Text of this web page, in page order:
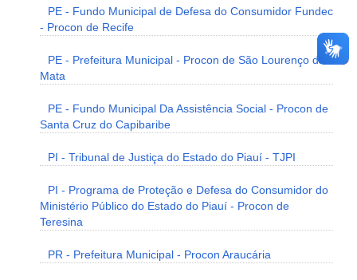
PE - Fundo Municipal de Defesa do Consumidor Fundec
- Procon de Recife
PE - Prefeitura Municipal - Procon de São Lourenço da
Mata
PE - Fundo Municipal Da Assistência Social - Procon de
Santa Cruz do Capibaribe
PI - Tribunal de Justiça do Estado do Piauí - TJPI
PI - Programa de Proteção e Defesa do Consumidor do
Ministério Público do Estado do Piauí - Procon de
Teresina
PR - Prefeitura Municipal - Procon Araucária